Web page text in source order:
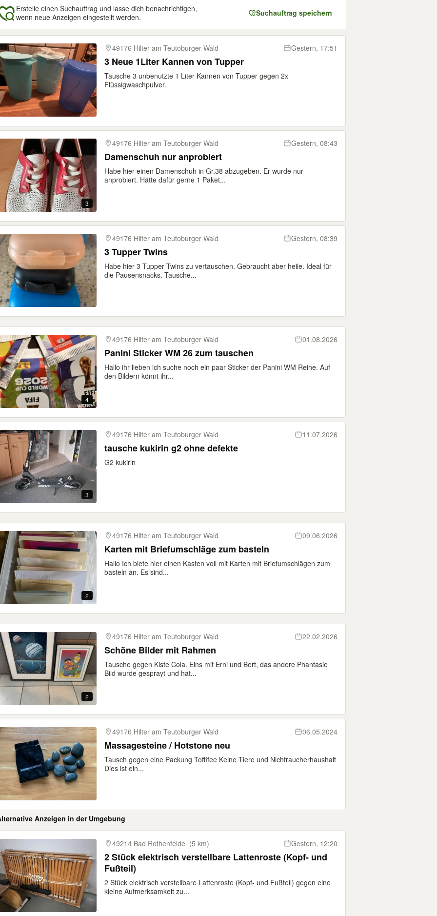
Erstelle einen Suchauftrag und lasse dich benachrichtigen,
wenn neue Anzeigen eingestellt werden.
Suchauftrag speichern
49176 Hilter am Teutoburger Wald
Gestern, 17:51
3 Neue 1Liter Kannen von Tupper
Tausche 3 unbenutzte 1 Liter Kannen von Tupper gegen 2x
Flüssigwaschpulver.
3
49176 Hilter am Teutoburger Wald Gestern, 08:43
Damenschuh nur anprobiert
Habe hier einen Damenschuh in Gr.38 abzugeben. Er wurde nur
anprobiert. Hätte dafür gerne 1 Paket...
49176 Hilter am Teutoburger Wald Gestern, 08:39
3 Tupper Twins
Habe hier 3 Tupper Twins zu vertauschen. Gebraucht aber heile. Ideal für
die Pausensnacks. Tausche...
4
49176 Hilter am Teutoburger Wald 01.08.2026
Panini Sticker WM 26 zum tauschen
Hallo ihr lieben ich suche noch ein paar Sticker der Panini WM Reihe. Auf
den Bildern könnt ihr...
3
49176 Hilter am Teutoburger Wald 11.07.2026
tausche kukirin g2 ohne defekte
G2 kukirin
2
49176 Hilter am Teutoburger Wald 09.06.2026
Karten mit Briefumschläge zum basteln
Hallo Ich biete hier einen Kasten voll mit Karten mit Briefumschlägen zum
basteln an. Es sind...
2
49176 Hilter am Teutoburger Wald 22.02.2026
Schöne Bilder mit Rahmen
Tausche gegen Kiste Cola. Eins mit Erni und Bert, das andere Phantasie
Bild wurde gesprayt und hat...
49176 Hilter am Teutoburger Wald 06.05.2024
Massagesteine / Hotstone neu
Tausch gegen eine Packung Toffifee Keine Tiere und Nichtraucherhaushalt
Dies ist ein...
Anzeigen in der Umgebung
49214 Bad Rothenfelde (5 km) Gestern, 12:20
2 Stück elektrisch verstellbare Lattenroste (Kopf- und
Fußteil)
2 Stück elektrisch verstellbare Lattenroste (Kopf- und Fußteil) gegen eine
kleine Aufmerksamkeit zu...